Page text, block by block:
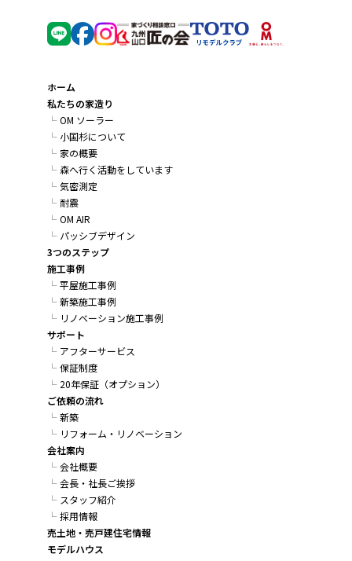
ホーム
私たちの家造り
OM ソーラー
小国杉について
家の概要
森へ行く活動をしています
気密測定
耐震
OM AIR
パッシブデザイン
3つのステップ
施工事例
平屋施工事例
新築施工事例
リノベーション施工事例
サポート
アフターサービス
保証制度
20年保証（オプション）
ご依頼の流れ
新築
リフォーム・リノベーション
会社案内
会社概要
会長・社長ご挨拶
スタッフ紹介
採用情報
売土地・売戸建住宅情報
モデルハウス